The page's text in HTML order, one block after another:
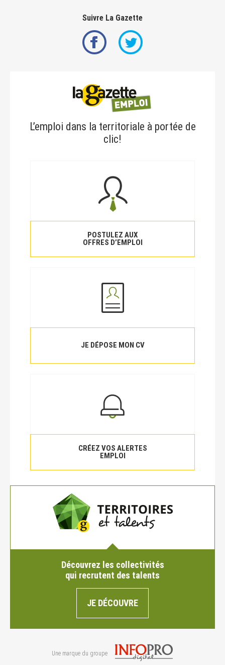
Suivre La Gazette
L’emploi dans la territoriale à portée de
clic!
POSTULEZ AUX
OFFRES D’EMPLOI
JE DÉPOSE MON CV
CRÉEZ VOS ALERTES
EMPLOI
Découvrez les collectivités
qui recrutent des talents
JE DÉCOUVRE
Une marque du groupe